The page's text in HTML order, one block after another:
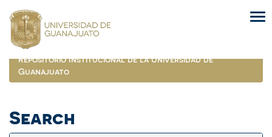
navigation
Repositorio Institucional de la Universidad de
Guanajuato
Search